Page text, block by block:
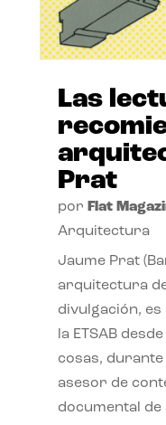
Las
Prat
por Flat
Arquitectura
Jaume Prat
arquitectura
divulgación,
la ETSAB
cosas,
asesor de
documental de